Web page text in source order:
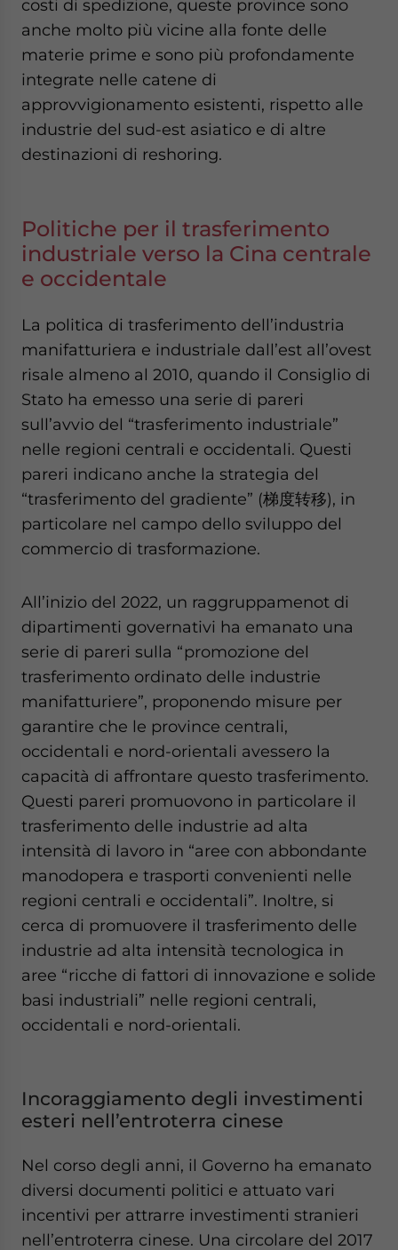
costi di spedizione, queste province sono
anche molto più vicine alla fonte delle
materie prime e sono più profondamente
integrate nelle catene di
approvvigionamento esistenti, rispetto alle
industrie del sud-est asiatico e di altre
destinazioni di reshoring.
Politiche per il trasferimento
industriale verso la Cina centrale
e occidentale
La politica di trasferimento dell’industria
manifatturiera e industriale dall’est all’ovest
risale almeno al 2010, quando il Consiglio di
Stato ha emesso una serie di pareri
sull’avvio del “trasferimento industriale”
nelle regioni centrali e occidentali. Questi
pareri indicano anche la strategia del
“trasferimento del gradiente” (梯度转移), in
particolare nel campo dello sviluppo del
commercio di trasformazione.
All’inizio del 2022, un raggruppamenot di
dipartimenti governativi ha emanato una
serie di pareri sulla “promozione del
trasferimento ordinato delle industrie
manifatturiere”, proponendo misure per
garantire che le province centrali,
occidentali e nord-orientali avessero la
capacità di affrontare questo trasferimento.
Questi pareri promuovono in particolare il
trasferimento delle industrie ad alta
intensità di lavoro in “aree con abbondante
manodopera e trasporti convenienti nelle
regioni centrali e occidentali”. Inoltre, si
cerca di promuovere il trasferimento delle
industrie ad alta intensità tecnologica in
aree “ricche di fattori di innovazione e solide
basi industriali” nelle regioni centrali,
occidentali e nord-orientali.
Incoraggiamento degli investimenti
esteri nell’entroterra cinese
Nel corso degli anni, il Governo ha emanato
diversi documenti politici e attuato vari
incentivi per attrarre investimenti stranieri
nell’entroterra cinese. Una circolare del 2017